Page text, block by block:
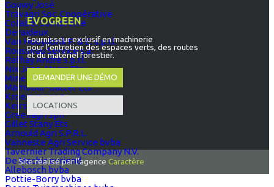
Gouwy José
Travagri Soc. Coopérative
Cofabel Sombreffe
Deraideux
Van Hooydonk P. & E. s.p.r.l.
Rousseau Service s.a.
Rafhay André s.p.r.l.
Nix Jean-Marie Ets
Mine & Co s.a.
Mambour-Batter Ets
Kroemmer s.a.
Keirse Jean-Pierre
Greenagri sprl
Gillet Stany Ets.
Arnould Agri S.P.R.L.
Vanneste Agri Service bvba
Tavernier Trading Company N.V.
De Machinevriend
Allebosch bvba
Pottie-Borry bvba
EVOGREEN
Fournisseur exclusif en machinerie
pour l’entretien des espaces verts, des routes
et du matériel forestier.
DEMANDER UNE DÉMO
LOCATIONS
Site réalisé par l'agence Caractère